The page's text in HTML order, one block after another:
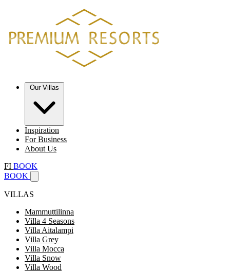
Inspiration
For Business
About Us
FI BOOK
BOOK
VILLAS
Mammuttilinna
Villa 4 Seasons
Villa Aitalampi
Villa Grey
Villa Mocca
Villa Snow
Villa Wood